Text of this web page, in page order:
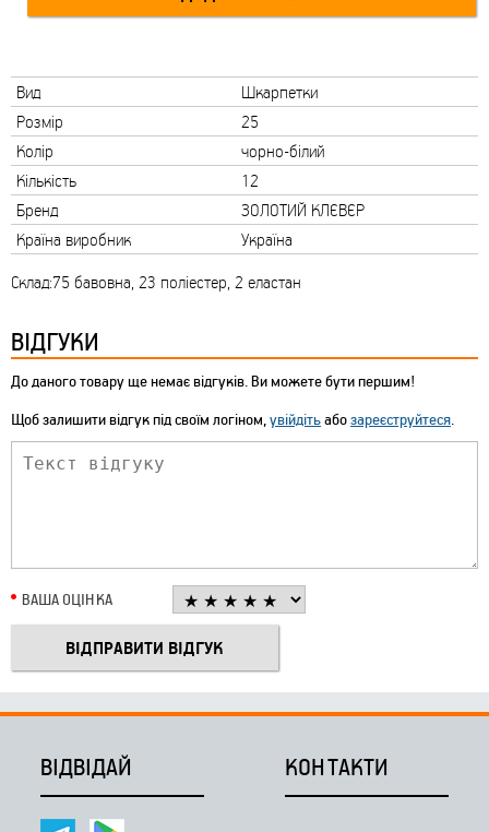
Вид
Шкарпетки
Розмір
25
Колір
чорно-білий
Кількість
12
Бренд
ЗОЛОТИЙ КЛЄВЄР
Країна виробник
Україна
Склад:75 бавовна, 23 поліестер, 2 еластан
ВІДГУКИ
До даного товару ще немає відгуків. Ви можете бути першим!
Щоб залишити відгук під своїм логіном,увійдітьабозареєструйтеся.
ВАША ОЦІНКА
ВІДВІДАЙ КОНТАКТИ